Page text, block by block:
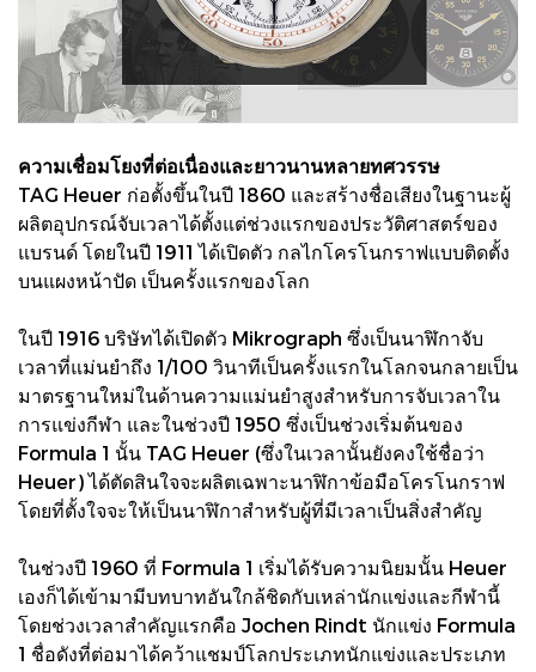
ความเชื่อมโยงที่ต่อเนื่องและยาวนานหลายทศวรรษ
TAG Heuer ก่อตั้งขึ้นในปี 1860 และสร้างชื่อเสียงในฐานะผู้
ผลิตอุปกรณ์จับเวลาได้ตั้งแต่ช่วงแรกของประวัติศาสตร์ของ
แบรนด์ โดยในปี 1911 ได้เปิดตัว กลไกโครโนกราฟแบบติดตั้ง
บนแผงหน้าปัด เป็นครั้งแรกของโลก
ในปี 1916 บริษัทได้เปิดตัว Mikrograph ซึ่งเป็นนาฬิกาจับ
เวลาที่แม่นยำถึง 1/100 วินาทีเป็นครั้งแรกในโลกจนกลายเป็น
มาตรฐานใหม่ในด้านความแม่นยำสูงสำหรับการจับเวลาใน
การแข่งกีฬา และในช่วงปี 1950 ซึ่งเป็นช่วงเริ่มต้นของ
Formula 1 นั้น TAG Heuer (ซึ่งในเวลานั้นยังคงใช้ชื่อว่า
Heuer) ได้ตัดสินใจจะผลิตเฉพาะนาฬิกาข้อมือโครโนกราฟ
โดยที่ตั้งใจจะให้เป็นนาฬิกาสำหรับผู้ที่มีเวลาเป็นสิ่งสำคัญ
ในช่วงปี 1960 ที่ Formula 1 เริ่มได้รับความนิยมนั้น Heuer
เองก็ได้เข้ามามีบทบาทอันใกล้ชิดกับเหล่านักแข่งและกีฬานี้
โดยช่วงเวลาสำคัญแรกคือ Jochen Rindt นักแข่ง Formula
1 ชื่อดังที่ต่อมาได้คว้าแชมป์โลกประเภทนักแข่งและประเภท